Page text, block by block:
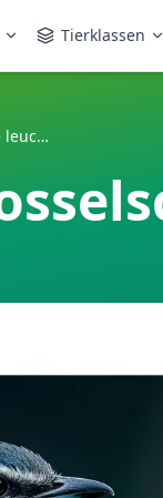
Tierklassen
Weißbürzel-Trugdrosselschwanz (Lalage leucopyga)